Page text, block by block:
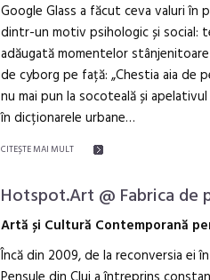
Google Glass a făcut ceva valuri în
dintr-un motiv psihologic și social:
adăugată momentelor
de cyborg pe față: „Chestia aia de
nu mai pun la socoteală și
în dicționarele urbane…
CITEŞTE MAI MULT
Hotspot.Art @ Fabrica de
Artă și Cultură Contemporană
Încă din 2009, de la reconversia ei